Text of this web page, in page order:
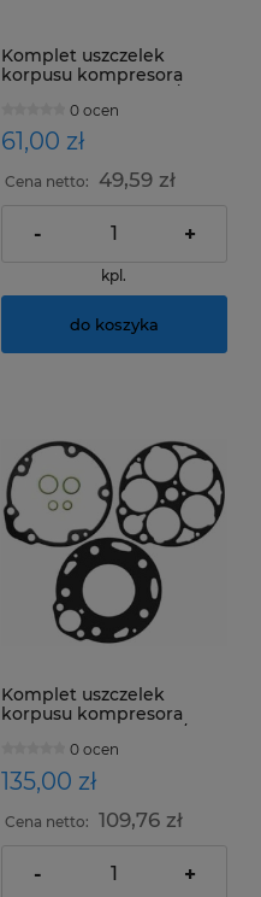
Komplet uszczelek
korpusu kompresora
0 ocen
61,00 zł
Cena netto: 49,59 zł
- +
kpl.
do koszyka
Komplet uszczelek
korpusu kompresora
DIESEL KIKI DCW17B/
DCW17D0 ocen
135,00 zł
Cena netto: 109,76 zł
- +